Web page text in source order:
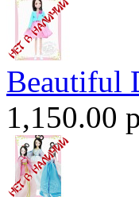
Beautiful
1,150.00